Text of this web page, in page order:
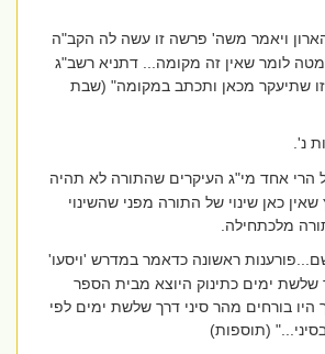
ויאמר משה' פרשה זו עשה לה הקב"ה
לומר שאין זה מקומה... דתניא רשב"ג
שתיעקר מכאן ותכתב במקומה" (שבת
אחד מי"ג העיקרים שהתורה לא תהיה
כאן שינוי של התורה מפני שהשינוי
מלכתחילה.
ראשונה כדאמר במדרש 'ויסעו'
ימים כתינוק היוצא מבית הספר
בורחים מהר סיני דרך שלשת ימים לפי
(תוספות)